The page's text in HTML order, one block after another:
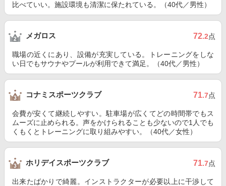
比べていい。施設環境も清潔に保たれている。（40代／男性）
メガロス 72.2点
職場の近くにあり、設備が充実している。トレーニングをしな
い日でもサウナやプールが利用できて満足。（40代／男性）
コナミスポーツクラブ 71.7点
会費が安くて継続しやすい。駐車場が広くてどの時間帯でもス
ムーズに止められる。声をかけられることも少ないので1人でも
くもくとトレーニングに取り組みやすい。（40代／女性）
ホリデイスポーツクラブ 71.7点
出来たばかりで綺麗。インストラクターが必要以上に干渉して